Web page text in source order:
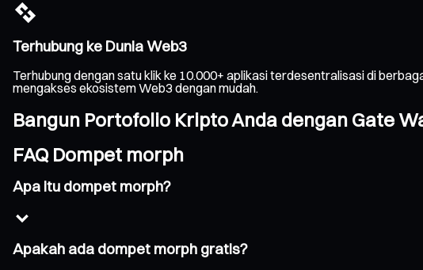
Terhubung ke Dunia Web3
Terhubung dengan satu klik ke 10.000+ aplikasi terdesentralisasi di
mengakses ekosistem Web3 dengan mudah.
Bangun Portofolio Kripto Anda dengan Gate
FAQ Dompet morph
Apa itu dompet morph?
Apakah ada dompet morph gratis?